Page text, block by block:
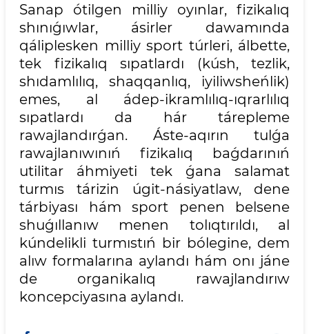
Sanap ótilgen milliy oyınlar, fizikalıq
shınıǵıwlar, ásirler dawamında
qáliplesken milliy sport túrleri, álbette,
tek fizikalıq sıpatlardı (kúsh, tezlik,
shıdamlılıq, shaqqanlıq, iyiliwsheńlik)
emes, al ádep-ikramlılıq-ıqrarlılıq
sıpatlardı da hár tárepleme
rawajlandırǵan. Áste-aqırın tulǵa
rawajlanıwınıń fizikalıq baǵdarınıń
utilitar áhmiyeti tek ǵana salamat
turmıs tárizin úgit-násiyatlaw, dene
tárbiyası hám sport penen belsene
shuǵıllanıw menen tolıqtırıldı, al
kúndelikli turmıstıń bir bólegine, dem
alıw formalarına aylandı hám onı jáne
de organikalıq rawajlandırıw
koncepciyasına aylandı.